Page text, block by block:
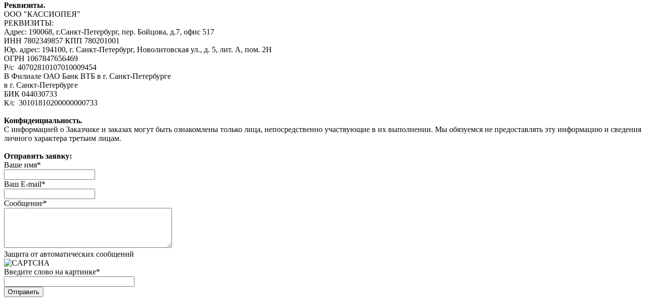
Реквизиты.
ООО "КАССИОПЕЯ"
РЕКВИЗИТЫ:
Адрес: 190068, г.Санкт-Петербург, пер. Бойцова, д.7, офис 517
ИНН 7802349857 КПП 780201001
Юр. адрес: 194100, г. Санкт-Петербург, Новолитовская ул., д. 5, лит. А, пом. 2Н
ОГРН 1067847656469
Р/с 40702810107010009454
В Филиале ОАО Банк ВТБ в г. Санкт-Петербурге
в г. Санкт-Петербурге
БИК 044030733
К/с 30101810200000000733
Конфиденциальность.
С информацией о Заказчике и заказах могут быть ознакомлены только лица, непосредственно участвующие в их выполнении. Мы обязуемся не предоставлять эту информацию и сведения
личного характера третьим лицам.
Отправить заявку:
Ваше имя*
Ваш E-mail*
Сообщение*
Защита от автоматических сообщений
Введите слово на картинке*